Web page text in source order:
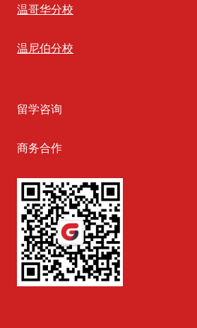
温哥华分校
温尼伯分校
留学咨询
商务合作